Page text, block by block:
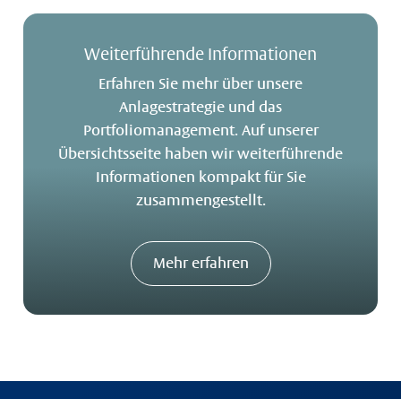
Weiterführende Informationen
Erfahren Sie mehr über unsere
Anlagestrategie und das
Portfoliomanagement. Auf unserer
Übersichtsseite haben wir weiterführende
Informationen kompakt für Sie
zusammengestellt.
Mehr erfahren